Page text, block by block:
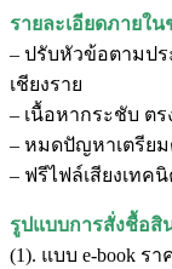
รายละเอียดภายใ
– ปรับหัวข้อตามป
เชียงราย
– เนื้อหากระชับ ตร
– หมดปัญหาเตรีย
– ฟรีไฟล์เสียงเท
รูปแบบการสั่งชื้อสิ
(1). แบบ e-book ร